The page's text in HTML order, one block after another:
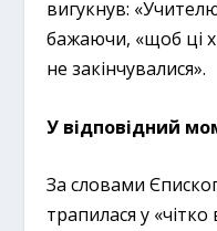
вигукнув:
бажаючи, «щоб ці
не закінчувалися».
У відповідний
За словами
трапилася у